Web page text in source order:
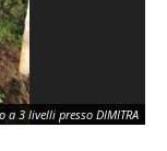
a 3 livelli presso DIMITRA